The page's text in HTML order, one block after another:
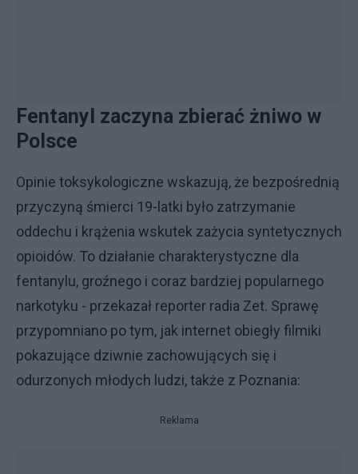
Fentanyl zaczyna zbierać żniwo w
Polsce
Opinie toksykologiczne wskazują, że bezpośrednią
przyczyną śmierci 19-latki było zatrzymanie
oddechu i krążenia wskutek zażycia syntetycznych
opioidów. To działanie charakterystyczne dla
fentanylu, groźnego i coraz bardziej popularnego
narkotyku - przekazał reporter radia Zet. Sprawę
przypomniano po tym, jak internet obiegły filmiki
pokazujące dziwnie zachowujących się i
odurzonych młodych ludzi, także z Poznania:
Reklama